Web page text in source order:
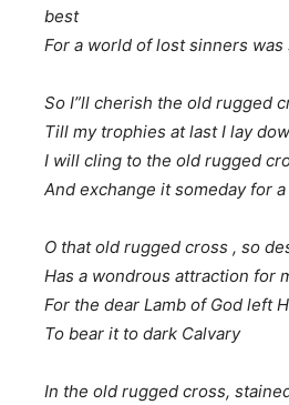
best
For a world of lost sinners was
So I”ll cherish the old rugged
Till my trophies at last I lay
I will cling to the old rugged
And exchange it someday for
O that old rugged cross , so
Has a wondrous attraction for
For the dear Lamb of God left
To bear it to dark Calvary
In the old rugged cross,